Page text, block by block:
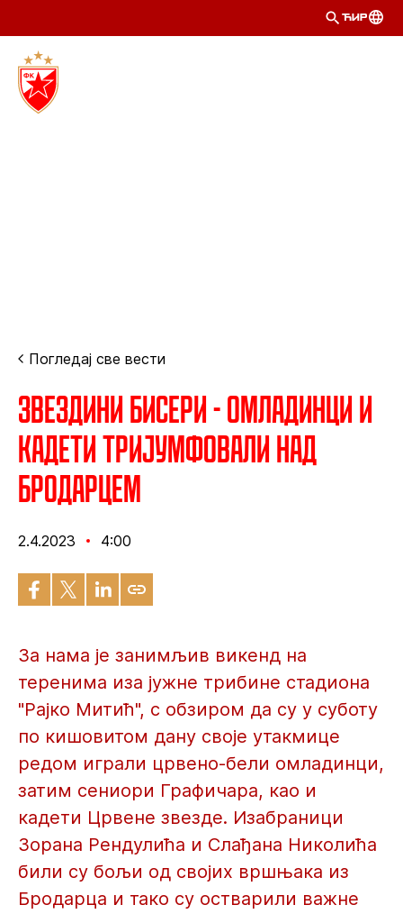
ЋИР
Погледај све вести
Звездини бисери - Омладинци и
кадети тријумфовали над
Бродарцем
2.4.2023 4:00
За нама је занимљив викенд на
теренима иза јужне трибине стадиона
"Рајко Митић", с обзиром да су у суботу
по кишовитом дану своје утакмице
редом играли црвено-бели омладинци,
затим сениори Графичара, као и
кадети Црвене звезде. Изабраници
Зорана Рендулића и Слађана Николића
били су бољи од својих вршњака из
Бродарца и тако су остварили важне